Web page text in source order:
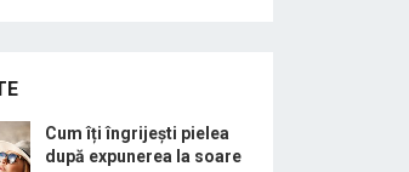
Cum îți îngrijești pielea
după expunerea la soare